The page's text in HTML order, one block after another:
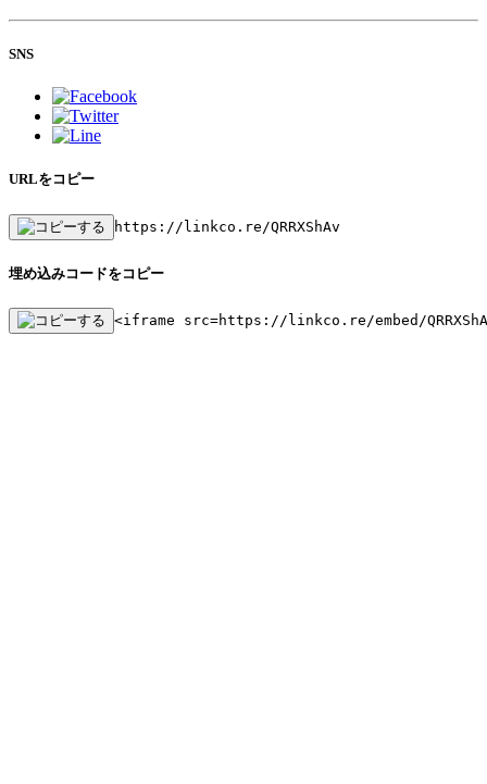
SNS
URLをコピー
https://linkco.re/QRRXShAv
埋め込みコードをコピー
<iframe src=https://linkco.re/embed/